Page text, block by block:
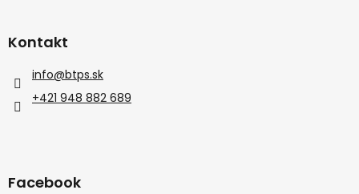
Kontakt
info@btps.sk
+421 948 882 689
Facebook